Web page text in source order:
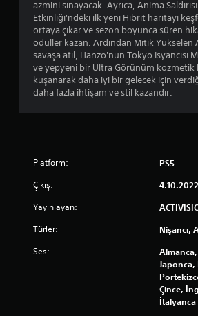
azmini sınayacak. Ayrıca, Anima
Etkinliği'ndeki ilk yeni Hibrit haritayı
ortaya çıkar ve sezon boyunca süren
ödüller kazan. Ardından Mitik Yükselen
savaşa atıl, Hanzo'nun Tokyo İsyancısı
ve yepyeni bir Ultra Görünüm kozmetik
kuşanarak daha iyi bir gelecek için
daha fazla ihtişam ve stil kazandır.
Platform: PS5
Çıkış: 4.10.2022
Yayınlayan:
Türler: Nişancı,
Ses:
Almanca,
Japonca,
Çince,
İtalyanca